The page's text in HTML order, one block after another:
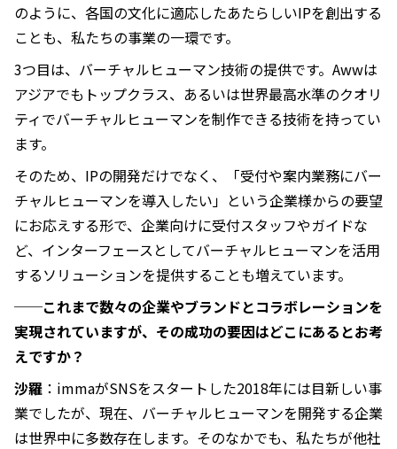
のように、各国の文化に適応したあたらしいIPを創出する
ことも、私たちの事業の一環です。
3つ目は、バーチャルヒューマン技術の提供です。Awwは
アジアでもトップクラス、あるいは世界最高水準のクオリ
ティでバーチャルヒューマンを制作できる技術を持ってい
ます。
そのため、IPの開発だけでなく、「受付や案内業務にバー
チャルヒューマンを導入したい」という企業様からの要望
にお応えする形で、企業向けに受付スタッフやガイドな
ど、インターフェースとしてバーチャルヒューマンを活用
するソリューションを提供することも増えています。
──これまで数々の企業やブランドとコラボレーションを
実現されていますが、その成功の要因はどこにあるとお考
えですか？
沙羅 ：immaがSNSをスタートした2018年には目新しい事
業でしたが、現在、バーチャルヒューマンを開発する企業
は世界中に多数存在します。そのなかでも、私たちが他社